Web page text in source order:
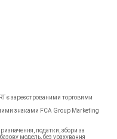
є зареєстрованими торговими
знаками FCA Group Marketing
податки, збори за
модель, без урахування